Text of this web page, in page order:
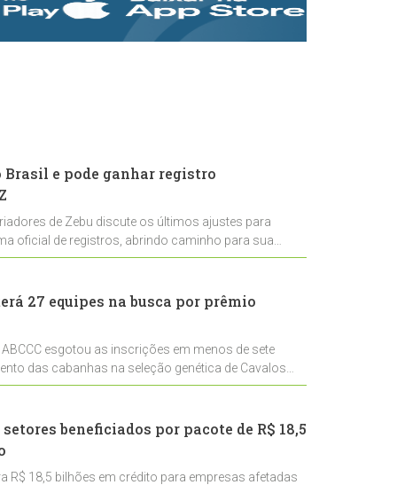
rastreabilidade e
rigor técnico para
Brasil e pode ganhar registro
de Zebu discute os últimos ajustes para
oficial de registros, abrindo caminho para sua
27 equipes na busca por prêmio
esgotou as inscrições em menos de sete
das cabanhas na seleção genética de Cavalos
beneficiados por pacote de R$ 18,5
R$ 18,5 bilhões em crédito para empresas afetadas